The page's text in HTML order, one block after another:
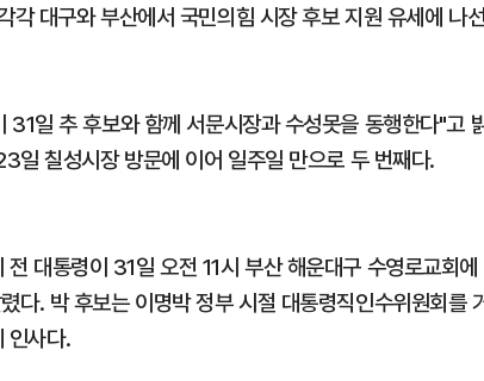
대구와 부산에서 국민의힘 시장 후보 지원 유세에 나
일 추 후보와 함께 서문시장과 수성못을 동행한다"고
일 칠성시장 방문에 이어 일주일 만으로 두 번째다.
대통령이 31일 오전 11시 부산 해운대구 수영로교회에
다. 박 후보는 이명박 정부 시절 대통령직인수위원회를
인사다.